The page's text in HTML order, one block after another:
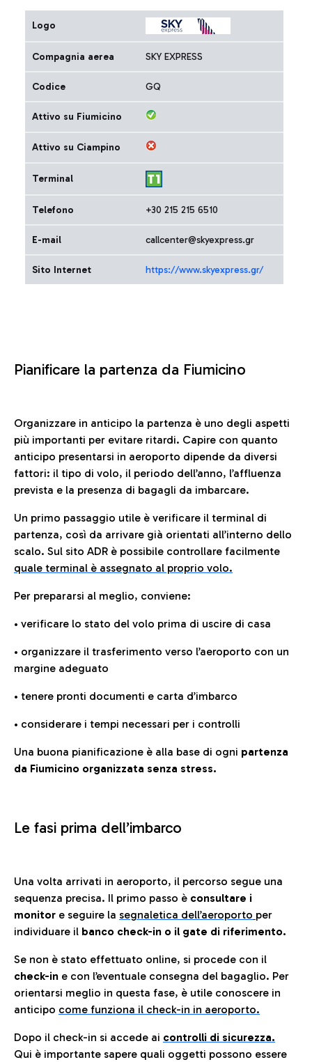
Logo
Compagnia aerea SKY EXPRESS
Codice GQ
Attivo su Fiumicino
Attivo su Ciampino
Terminal
Telefono +30 215 215 6510
E-mail callcenter@skyexpress.gr
Sito Internet https://www.skyexpress.gr/
Pianificare la partenza da Fiumicino
Organizzare in anticipo la partenza è uno degli aspetti
più importanti per evitare ritardi. Capire con quanto
anticipo presentarsi in aeroporto dipende da diversi
fattori: il tipo di volo, il periodo dell’anno, l’affluenza
prevista e la presenza di bagagli da imbarcare.
Un primo passaggio utile è verificare il terminal di
partenza, così da arrivare già orientati all’interno dello
scalo. Sul sito ADR è possibile controllare facilmente
quale terminal è assegnato al proprio volo.
Per prepararsi al meglio, conviene:
• verificare lo stato del volo prima di uscire di casa
• organizzare il trasferimento verso l’aeroporto con un
margine adeguato
• tenere pronti documenti e carta d’imbarco
• considerare i tempi necessari per i controlli
Una buona pianificazione è alla base di ogni partenza
da Fiumicino organizzata senza stress.
Le fasi prima dell’imbarco
Una volta arrivati in aeroporto, il percorso segue una
sequenza precisa. Il primo passo è consultare i
monitor e seguire la segnaletica dell’aeroporto per
individuare il banco check-in o il gate di riferimento.
Se non è stato effettuato online, si procede con il
check-in e con l’eventuale consegna del bagaglio. Per
orientarsi meglio in questa fase, è utile conoscere in
anticipo come funziona il check-in in aeroporto.
Dopo il check-in si accede ai controlli di sicurezza.
Qui è importante sapere quali oggetti possono essere